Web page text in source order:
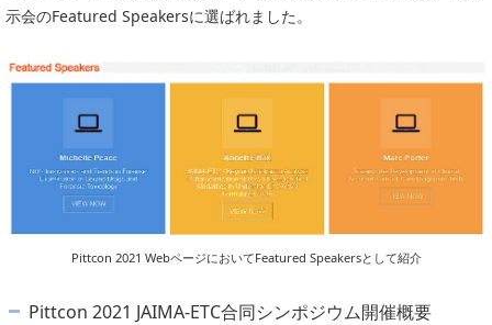
示会のFeatured Speakersに選ばれました。
Pittcon 2021 WebページにおいてFeatured Speakersとして紹介
Pittcon 2021 JAIMA-ETC合同シンポジウム開催概要